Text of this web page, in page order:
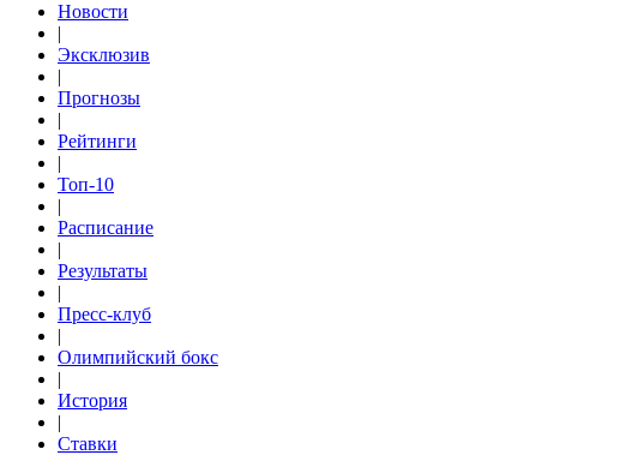
Новости
|
Эксклюзив
|
Прогнозы
|
Рейтинги
|
Топ-10
|
Расписание
|
Результаты
|
Пресс-клуб
|
Олимпийский бокс
|
История
|
Ставки